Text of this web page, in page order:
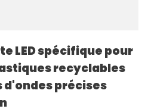
LED spécifique pour
recyclables
d'ondes précises